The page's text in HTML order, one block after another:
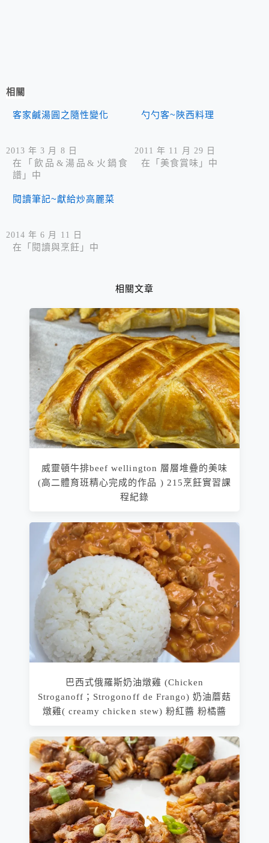
相關
客家鹹湯圓之隨性變化
2013 年 3 月 8 日
在「飲品&湯品&火鍋食
譜」中
勺勺客~陜西料理
2011 年 11 月 29 日
在「美食賞味」中
閱讀筆記~獻給炒高麗菜
2014 年 6 月 11 日
在「閱讀與烹飪」中
相關文章
威靈頓牛排beef wellington 層層堆疊的美味
(高二體育班精心完成的作品 ) 215烹飪實習課
程紀錄
巴西式俄羅斯奶油燉雞 (Chicken
Stroganoff；Strogonoff de Frango) 奶油蘑菇
燉雞( creamy chicken stew) 粉紅醬 粉橘醬